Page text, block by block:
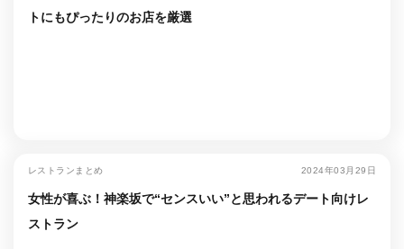
トにもぴったりのお店を厳選
レストランまとめ 2024年03月29日
女性が喜ぶ！神楽坂で“センスいい”と思われるデート向けレ
ストラン